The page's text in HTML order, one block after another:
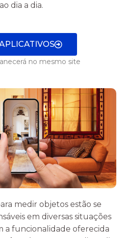
ao dia a dia.
no mesmo site
medir objetos estão se
em diversas situações
a funcionalidade oferecida